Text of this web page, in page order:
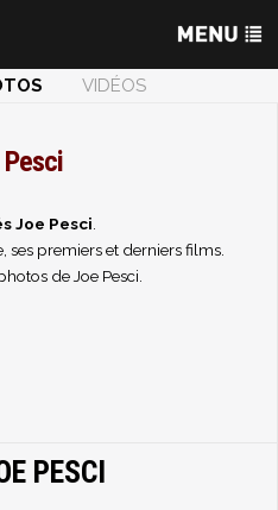
VIDÉOS
Joe Pesci
premiers et derniers films.
de Joe Pesci.
PESCI